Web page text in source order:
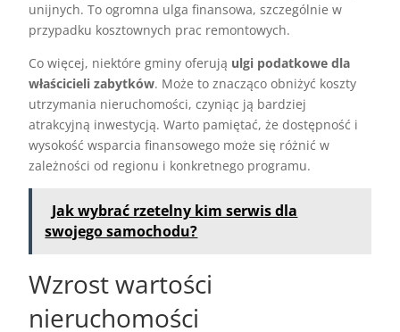
unijnych. To ogromna ulga finansowa, szczególnie w
przypadku kosztownych prac remontowych.
Co więcej, niektóre gminy oferują ulgi podatkowe dla
właścicieli zabytków. Może to znacząco obniżyć koszty
utrzymania nieruchomości, czyniąc ją bardziej
atrakcyjną inwestycją. Warto pamiętać, że dostępność i
wysokość wsparcia finansowego może się różnić w
zależności od regionu i konkretnego programu.
Jak wybrać rzetelny kim serwis dla
swojego samochodu?
Wzrost wartości
nieruchomości